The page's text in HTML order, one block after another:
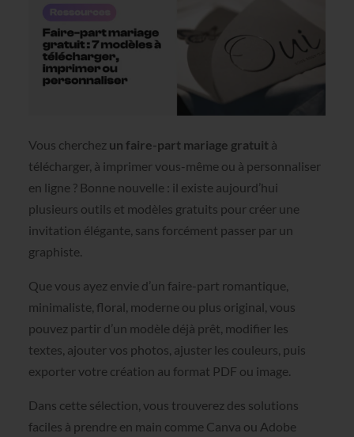
Vous cherchez un faire-part mariage gratuit à
télécharger, à imprimer vous-même ou à personnaliser
en ligne ? Bonne nouvelle : il existe aujourd’hui
plusieurs outils et modèles gratuits pour créer une
invitation élégante, sans forcément passer par un
graphiste.
Que vous ayez envie d’un faire-part romantique,
minimaliste, floral, moderne ou plus original, vous
pouvez partir d’un modèle déjà prêt, modifier les
textes, ajouter vos photos, ajuster les couleurs, puis
exporter votre création au format PDF ou image.
Dans cette sélection, vous trouverez des solutions
faciles à prendre en main comme Canva ou Adobe